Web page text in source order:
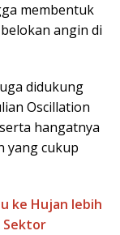
membentuk
angin di
didukung
Oscillation
hangatnya
yang cukup
ke Hujan lebih
Sektor